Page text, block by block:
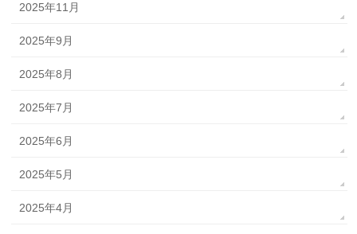
2025年11月
2025年9月
2025年8月
2025年7月
2025年6月
2025年5月
2025年4月